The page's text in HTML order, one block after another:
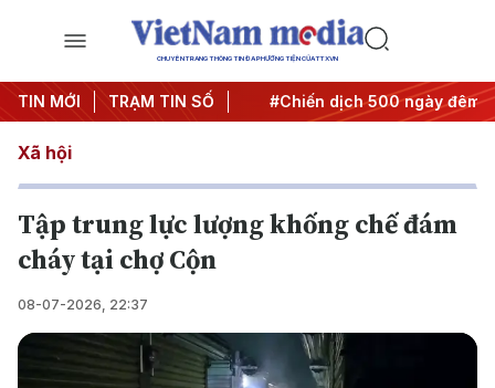
CHUYÊN TRANG THÔNG TIN ĐA PHƯƠNG TIỆN CỦA TTXVN
TIN MỚI TRẠM TIN SỐ
quyết thành hành động #Chiến dịch 500 ngày đêm
Xã hội
Tập trung lực lượng khống chế đám
cháy tại chợ Cộn
08-07-2026, 22:37